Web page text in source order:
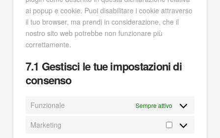
ai popup e cookie. Puoi disabilitare i cookie attraverso
il tuo browser, ma prendi in considerazione, che il
nostro sito web potrebbe non funzionare più
correttamente.
7.1 Gestisci le tue impostazioni di
consenso
Funzionale Sempre attivo
Marketing